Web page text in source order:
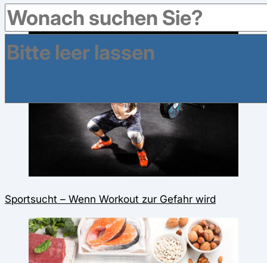
Body Mass Index
Sportsucht – Wenn Workout zur Gefahr wird